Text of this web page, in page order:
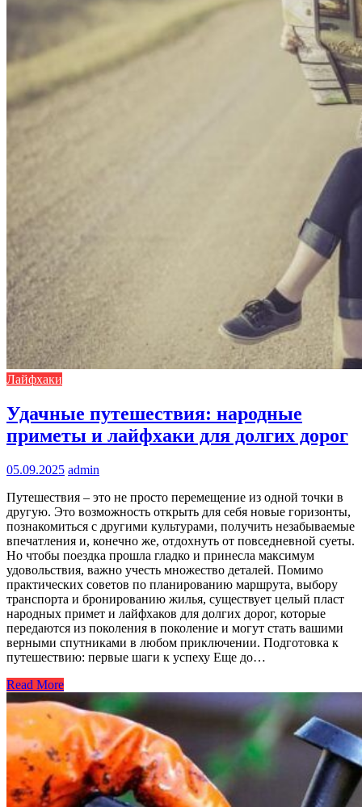
Лайфхаки
Удачные путешествия: народные
приметы и лайфхаки для долгих дорог
05.09.2025 admin
Путешествия – это не просто перемещение из одной точки в
другую. Это возможность открыть для себя новые горизонты,
познакомиться с другими культурами, получить незабываемые
впечатления и, конечно же, отдохнуть от повседневной суеты.
Но чтобы поездка прошла гладко и принесла максимум
удовольствия, важно учесть множество деталей. Помимо
практических советов по планированию маршрута, выбору
транспорта и бронированию жилья, существует целый пласт
народных примет и лайфхаков для долгих дорог, которые
передаются из поколения в поколение и могут стать вашими
верными спутниками в любом приключении. Подготовка к
путешествию: первые шаги к успеху Еще до…
Read More